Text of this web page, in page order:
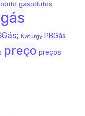
gasodutos
gás
Naturgy PBGás
preço preços